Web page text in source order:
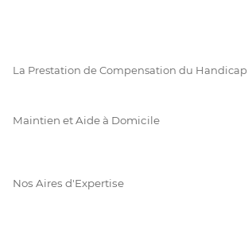
La Prestation de Compensation du Handicap
Maintien et Aide à Domicile
Nos Aires d'Expertise